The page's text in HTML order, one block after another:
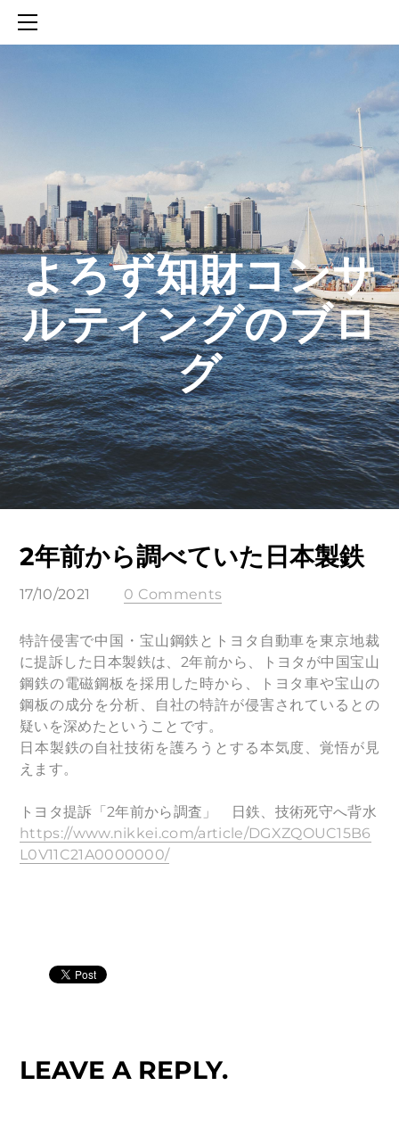
​よろず知財コンサ
ルティングのブロ
グ
2年前から調べていた日本製鉄
17/10/2021 0 Comments
特許侵害で中国・宝山鋼鉄とトヨタ自動車を東京地裁
に提訴した日本製鉄は、2年前から、トヨタが中国宝山
鋼鉄の電磁鋼板を採用した時から、トヨタ車や宝山の
鋼板の成分を分析、自社の特許が侵害されているとの
疑いを深めたということです。
日本製鉄の自社技術を護ろうとする本気度、覚悟が見
えます。
トヨタ提訴「2年前から調査」 日鉄、技術死守へ背水
https://www.nikkei.com/article/DGXZQOUC15B6
L0V11C21A0000000/
LEAVE A REPLY.
SERVICES
知財活動のROICへの貢献
生成AIを活用した知財戦略の策定方法
生成AIとの「壁打ち」で、新たな発明を創出する方法